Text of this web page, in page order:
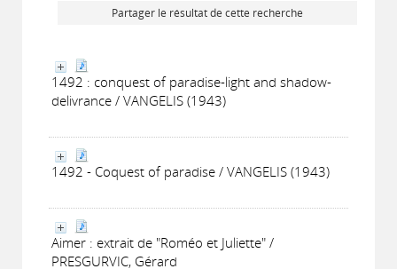
Partager le résultat de cette recherche
1492 : conquest of paradise-light and shadow-
delivrance / VANGELIS (1943)
1492 - Coquest of paradise / VANGELIS (1943)
Aimer : extrait de "Roméo et Juliette" /
PRESGURVIC, Gérard